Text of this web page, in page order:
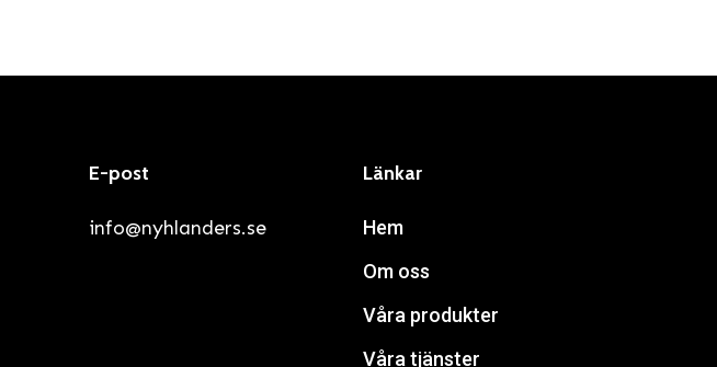
E-post
info@nyhlanders.se
Länkar
Hem
Om oss
Våra produkter
Våra tjänster